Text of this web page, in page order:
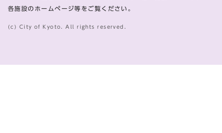
各施設のホームページ等をご覧ください。
(c) City of Kyoto. All rights reserved.